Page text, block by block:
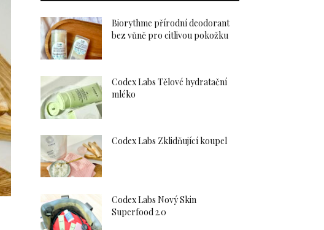
Biorythme přírodní deodorant
bez vůně pro citlivou pokožku
Codex Labs Tělové hydratační
mléko
Codex Labs Zklidňující koupel
Codex Labs Nový Skin
Superfood 2.0